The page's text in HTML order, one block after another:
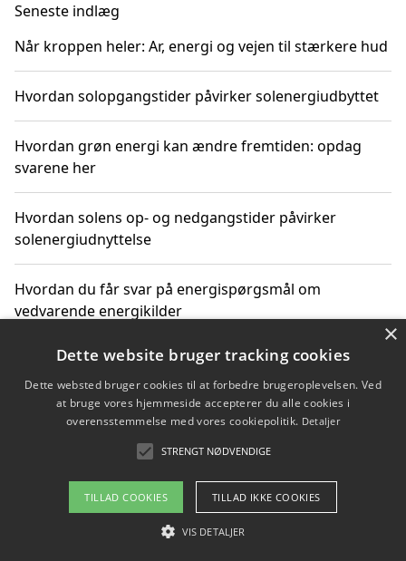
Seneste indlæg
Når kroppen heler: Ar, energi og vejen til stærkere hud
Hvordan solopgangstider påvirker solenergiudbyttet
Hvordan grøn energi kan ændre fremtiden: opdag
svarene her
Hvordan solens op- og nedgangstider påvirker
solenergiudnyttelse
Hvordan du får svar på energispørgsmål om
vedvarende energikilder
Copyright 2026 - Pilanto Aps
Om / kontakt
Blog Betingelser
×
Dette website bruger tracking cookies
Dette websted bruger cookies til at forbedre brugeroplevelsen. Ved
at bruge vores hjemmeside accepterer du alle cookies i
overensstemmelse med vores cookiepolitik. Detaljer
STRENGT NØDVENDIGE
TILLAD COOKIES TILLAD IKKE COOKIES
VIS DETALJER